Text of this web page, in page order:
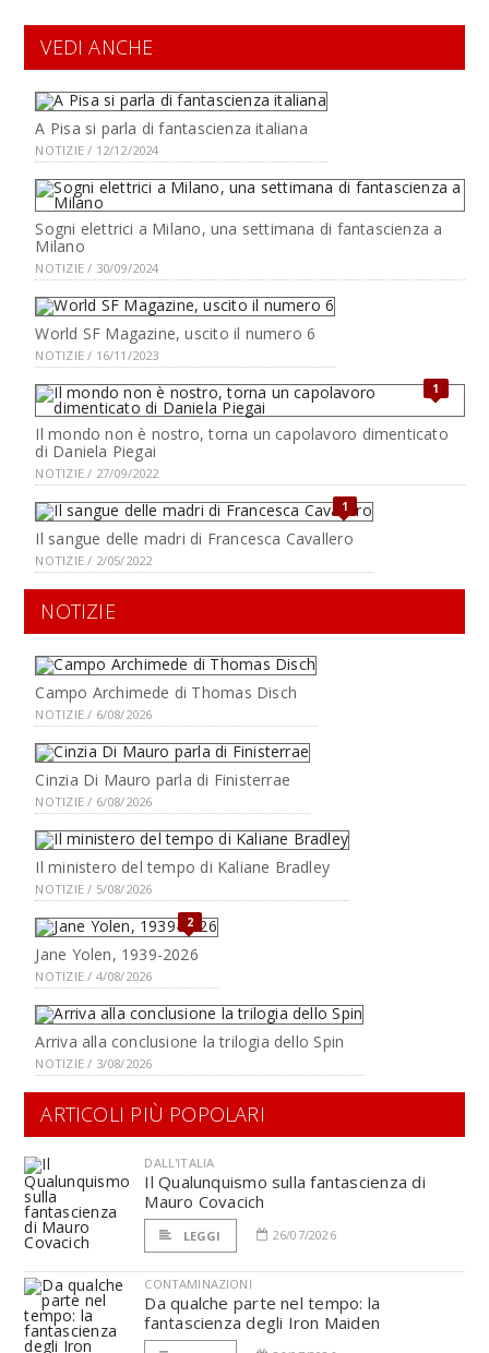
VEDI ANCHE
A Pisa si parla di fantascienza italiana
NOTIZIE / 12/12/2024
Sogni elettrici a Milano, una settimana di fantascienza a
Milano
NOTIZIE / 30/09/2024
World SF Magazine, uscito il numero 6
NOTIZIE / 16/11/2023
1
Il mondo non è nostro, torna un capolavoro dimenticato
di Daniela Piegai
NOTIZIE / 27/09/2022
1
Il sangue delle madri di Francesca Cavallero
NOTIZIE / 2/05/2022
NOTIZIE
Campo Archimede di Thomas Disch
NOTIZIE / 6/08/2026
Cinzia Di Mauro parla di Finisterrae
NOTIZIE / 6/08/2026
Il ministero del tempo di Kaliane Bradley
NOTIZIE / 5/08/2026
2
Jane Yolen, 1939-2026
NOTIZIE / 4/08/2026
Arriva alla conclusione la trilogia dello Spin
NOTIZIE / 3/08/2026
ARTICOLI PIÙ POPOLARI
DALL'ITALIA
Il Qualunquismo sulla fantascienza di
Mauro Covacich
LEGGI 26/07/2026
CONTAMINAZIONI
Da qualche parte nel tempo: la
fantascienza degli Iron Maiden